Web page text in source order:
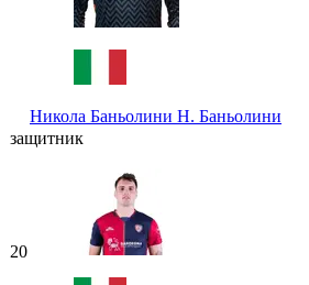
Никола Баньолини Н. Баньолини
защитник
20